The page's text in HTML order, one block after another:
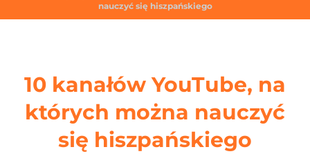
nauczyć się hiszpańskiego
10 kanałów YouTube, na
których można nauczyć
się hiszpańskiego